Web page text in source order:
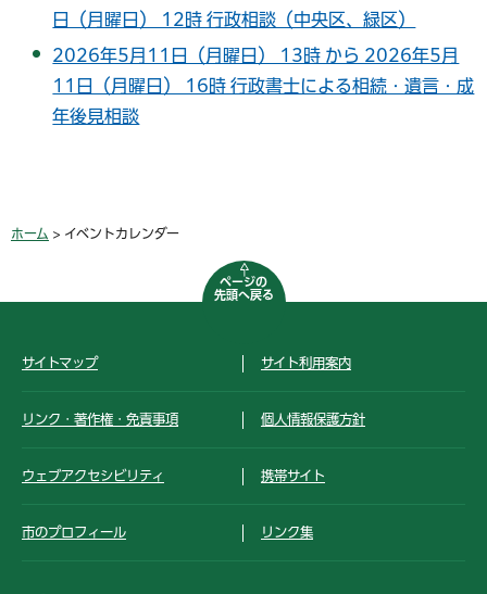
日（月曜日） 12時 行政相談（中央区、緑区）
2026年5月11日（月曜日） 13時 から 2026年5月
11日（月曜日） 16時 行政書士による相続・遺言・成
年後見相談
ホーム > イベントカレンダー
ページの
先頭へ戻る
サイトマップ サイト利用案内
リンク・著作権・免責事項 個人情報保護方針
ウェブアクセシビリティ 携帯サイト
市のプロフィール リンク集